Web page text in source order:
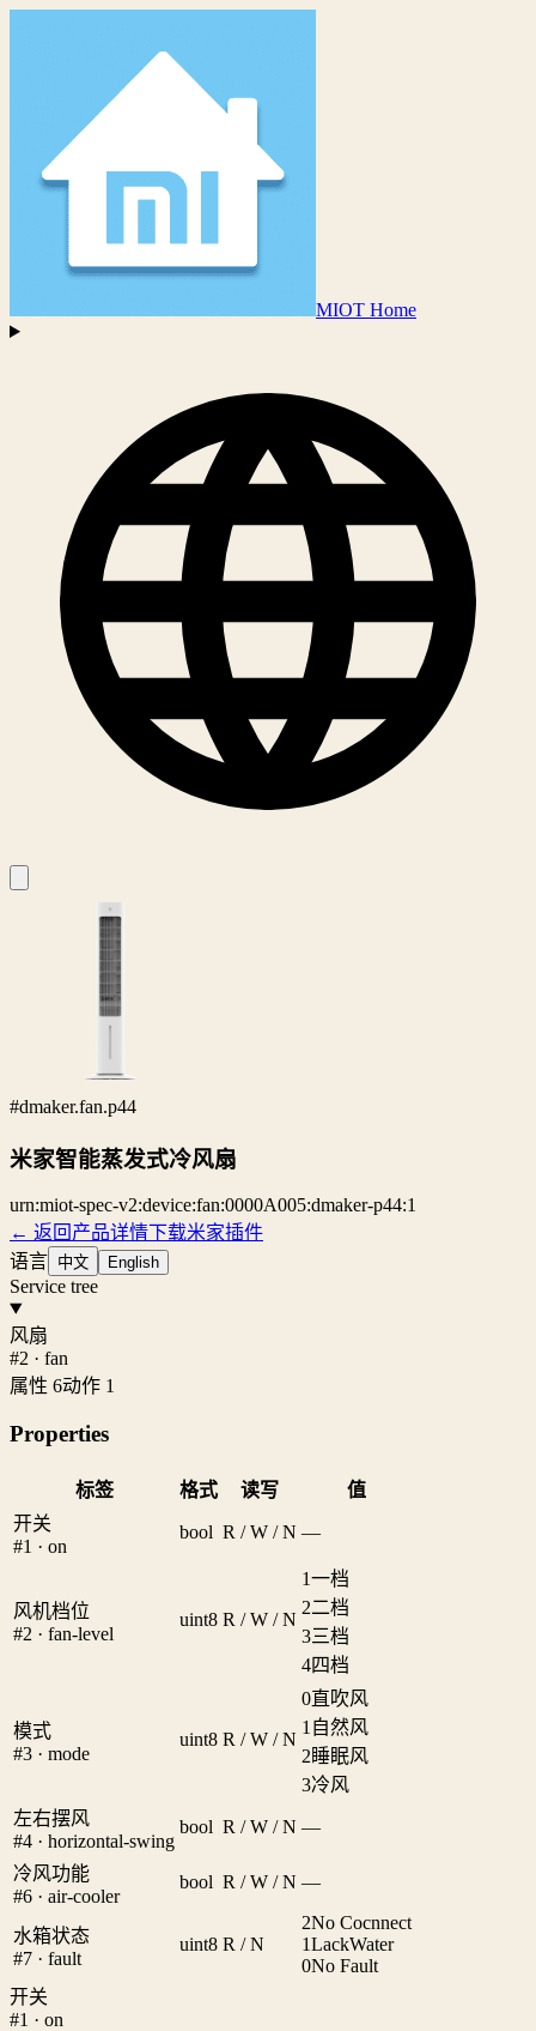
MIOT Home
#dmaker.fan.p44
米家智能蒸发式冷风扇
urn:miot-spec-v2:device:fan:0000A005:dmaker-p44:1
← 返回产品详情下载米家插件
语言 中文 English
Service tree
风扇
#2 · fan
属性 6动作 1
Properties
标签 格式 读写
值
开关
#1 · on
bool R / W / N —
风机档位
#2 · fan-level
uint8 R / W / N
1一档
2二档
3三档
4四档
模式
#3 · mode
uint8 R / W / N
0直吹风
1 自然风
2睡眠风
3冷风
左右摆风
#4 · horizontal-swing
bool R / W / N —
冷风功能
#6 · air-cooler
bool R / W / N —
水箱状态
#7 · fault
uint8 R / N
2No Cocnnect
1LackWater
0No Fault
开关
#1 · on